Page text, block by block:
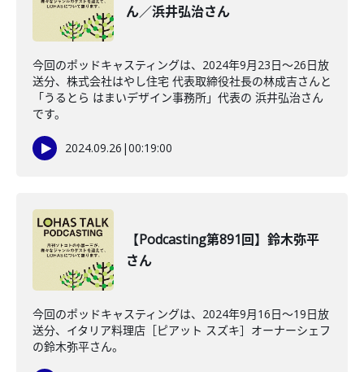
ん／浜井弘治さん
今回のポッドキャスティングは、2024年9月23日〜26日放
送分、株式会社はやし住宅 代表取締役社長の林成吉さんと
「うるとら はまいデザイン事務所」代表の 浜井弘治さん
です。
2024.09.26 |00:19:00
【Podcasting第891回】鈴木弥平
さん
今回のポッドキャスティングは、2024年9月16日〜19日放
送分、イタリア料理店［ピアット スズキ］オーナーシェフ
の鈴木弥平さん。